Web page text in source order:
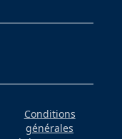
Conditions
générales